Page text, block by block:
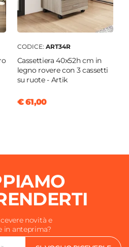
CODICE: ART34R
Cassettiera 40x52h cm in
legno rovere con 3 cassetti
su ruote - Artik
€ 61,00
novità e
in anteprima?